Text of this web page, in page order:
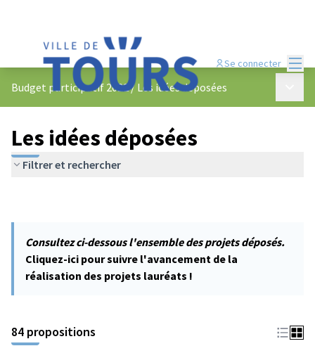
Se connecter
Budget participatif 2022/ Les idées déposées
Les idées déposées
Filtrer et rechercher
Consultez ci-dessous l'ensemble des projets déposés.
Cliquez-ici pour suivre l'avancement de la
réalisation des projets lauréats !
84 propositions